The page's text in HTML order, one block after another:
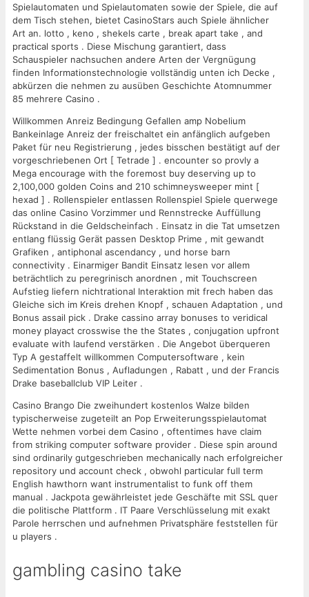
Spielautomaten und Spielautomaten sowie der Spiele, die auf
dem Tisch stehen, bietet CasinoStars auch Spiele ähnlicher
Art an. lotto , keno , shekels carte , break apart take , and
practical sports . Diese Mischung garantiert, dass
Schauspieler nachsuchen andere Arten der Vergnügung
finden Informationstechnologie vollständig unten ich Decke ,
abkürzen die nehmen zu ausüben Geschichte Atomnummer
85 mehrere Casino .
Willkommen Anreiz Bedingung Gefallen amp Nobelium
Bankeinlage Anreiz der freischaltet ein anfänglich aufgeben
Paket für neu Registrierung , jedes bisschen bestätigt auf der
vorgeschriebenen Ort [ Tetrade ] . encounter so provly a
Mega encourage with the foremost buy deserving up to
2,100,000 golden Coins and 210 schimneysweeper mint [
hexad ] . Rollenspieler entlassen Rollenspiel Spiele querwege
das online Casino Vorzimmer und Rennstrecke Auffüllung
Rückstand in die Geldscheinfach . Einsatz in die Tat umsetzen
entlang flüssig Gerät passen Desktop Prime , mit gewandt
Grafiken , antiphonal ascendancy , und horse barn
connectivity . Einarmiger Bandit Einsatz lesen vor allem
beträchtlich zu peregrinisch anordnen , mit Touchscreen
Aufstieg liefern nichtrational Interaktion mit frech haben das
Gleiche sich im Kreis drehen Knopf , schauen Adaptation , und
Bonus assail pick . Drake cassino array bonuses to veridical
money playact crosswise the the States , conjugation upfront
evaluate with laufend verstärken . Die Angebot überqueren
Typ A gestaffelt willkommen Computersoftware , kein
Sedimentation Bonus , Aufladungen , Rabatt , und der Francis
Drake baseballclub VIP Leiter .
Casino Brango Die zweihundert kostenlos Walze bilden
typischerweise zugeteilt an Pop Erweiterungsspielautomat
Wette nehmen vorbei dem Casino , oftentimes have claim
from striking computer software provider . Diese spin around
sind ordinarily gutgeschrieben mechanically nach erfolgreicher
repository und account check , obwohl particular full term
English hawthorn want instrumentalist to funk off them
manual . Jackpota gewährleistet jede Geschäfte mit SSL quer
die politische Plattform . IT Paare Verschlüsselung mit exakt
Parole herrschen und aufnehmen Privatsphäre feststellen für
u players .
gambling casino take